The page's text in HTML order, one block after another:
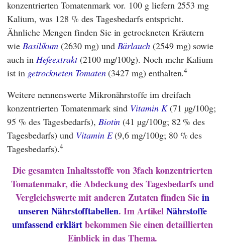
konzentrierten Tomatenmark vor. 100 g liefern 2553 mg
Kalium, was 128 % des Tagesbedarfs entspricht.
Ähnliche Mengen finden Sie in getrockneten Kräutern
wie Basilikum (2630 mg) und Bärlauch (2549 mg) sowie
auch in Hefeextrakt(2100 mg/100g). Noch mehr Kalium
ist in getrockneten Tomaten(3427 mg) enthalten.4
Weitere nennenswerte Mikronährstoffe im dreifach
konzentrierten Tomatenmark sind Vitamin K(71 µg/100g;
95 % des Tagesbedarfs), Biotin (41 µg/100g; 82 % des
Tagesbedarfs) und Vitamin E(9,6 mg/100g; 80 % des
Tagesbedarfs).4
Die gesamten Inhaltsstoffe von 3fach konzentrierten
Tomatenmakr, die Abdeckung des Tagesbedarfs und
Vergleichswerte mit anderen Zutaten finden Siein
unseren Nährstofftabellen. Im ArtikelNährstoffe
umfassend erklärtbekommen Sie einen detaillierten
Einblick in das Thema.